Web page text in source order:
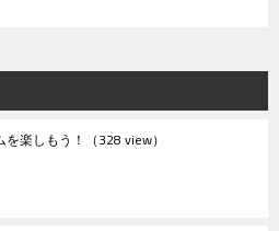
楽しもう！ （328 view）